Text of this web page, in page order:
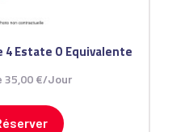
Estate O Equivalente
35,00 €/Jour